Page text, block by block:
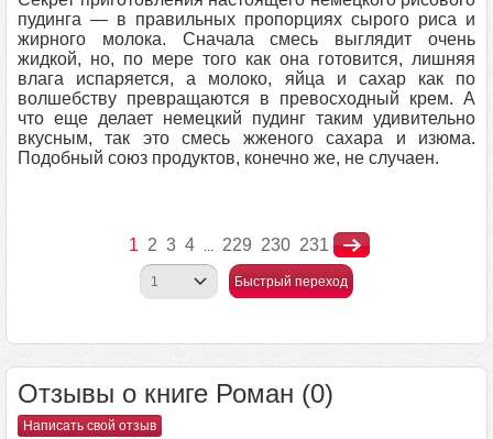
пудинга — в правильных пропорциях сырого риса и
жирного молока. Сначала смесь выглядит очень
жидкой, но, по мере того как она готовится, лишняя
влага испаряется, а молоко, яйца и сахар как по
волшебству превращаются в превосходный крем. А
что еще делает немецкий пудинг таким удивительно
вкусным, так это смесь жженого сахара и изюма.
Подобный союз продуктов, конечно же, не случаен.
1 2 3 4 ... 229 230 231
Быстрый переход
Отзывы о книге Роман (0)
Написать свой отзыв